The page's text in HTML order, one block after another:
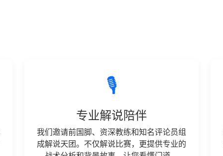
🎙️
专业解说陪伴
我们邀请前国脚、资深教练和知名评论员组
成解说天团。不仅解说比赛，更提供专业的